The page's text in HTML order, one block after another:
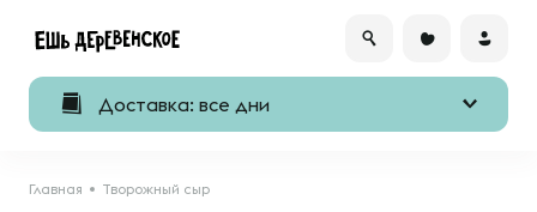
Доставка: все дни
Главная Творожный сыр